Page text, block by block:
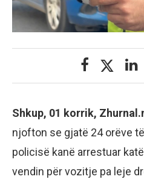
Shkup, 01 korrik,
njofton se gjatë 24 orëve
policisë kanë arrestuar
vendin për vozitje pa leje